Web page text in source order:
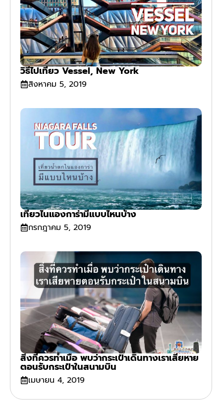
วิธีไปเที่ยว Vessel, New York
สิงหาคม 5, 2019
เที่ยวไนแองการ่ามีแบบไหนบ้าง
กรกฎาคม 5, 2019
สิ่งที่ควรทำเมื่อ พบว่ากระเป๋าเดินทางเราเสียหาย
ตอนรับกระเป๋าในสนามบิน
เมษายน 4, 2019